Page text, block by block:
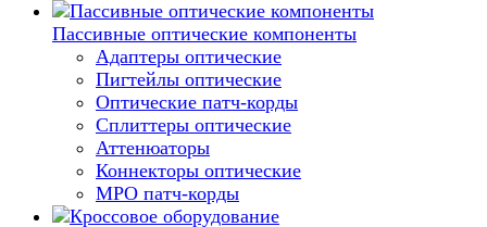
Пассивные оптические компоненты
Адаптеры оптические
Пигтейлы оптические
Оптические патч-корды
Сплиттеры оптические
Аттенюаторы
Коннекторы оптические
MPO патч-корды